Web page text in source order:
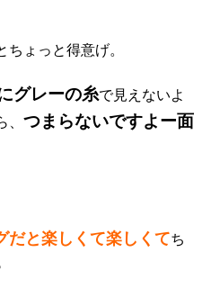
ょっと得意げ。
グレーの糸で見えないよ
つまらないですよー面
だと楽しくて楽しくてち